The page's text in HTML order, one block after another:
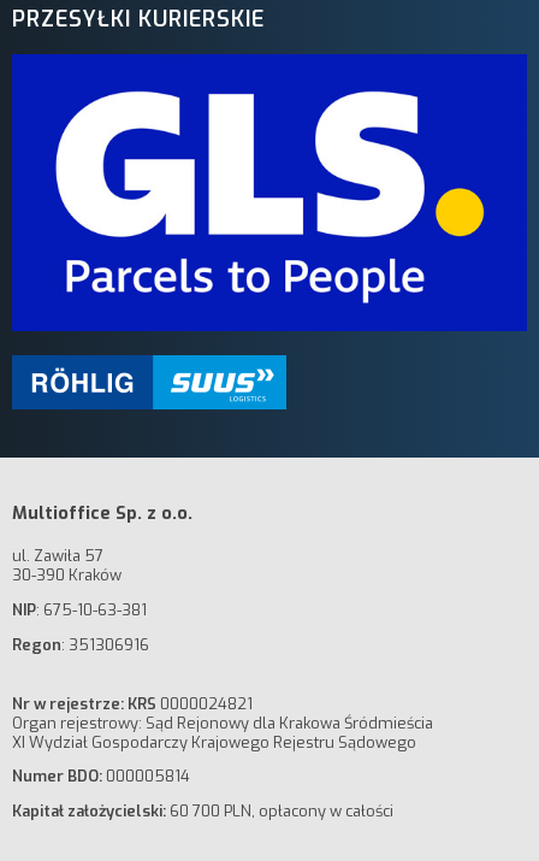
PRZESYŁKI KURIERSKIE
Multioffice Sp. z o.o.
ul. Zawiła 57
30-390 Kraków
NIP: 675-10-63-381
Regon: 351306916
Nr w rejestrze: KRS 0000024821
Organ rejestrowy: Sąd Rejonowy dla Krakowa Śródmieścia
XI Wydział Gospodarczy Krajowego Rejestru Sądowego
Numer BDO: 000005814
Kapitał założycielski: 60 700 PLN, opłacony w całości